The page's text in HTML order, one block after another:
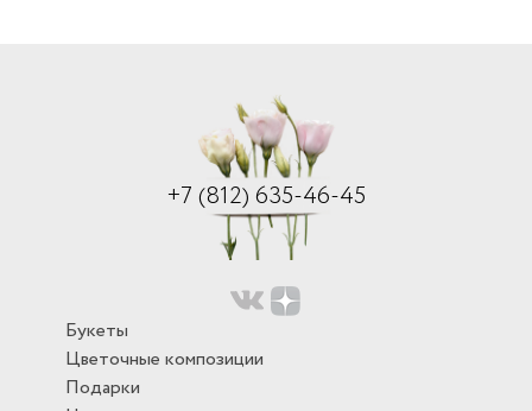
+7 (812) 635-46-45
Букеты
Цветочные композиции
Подарки